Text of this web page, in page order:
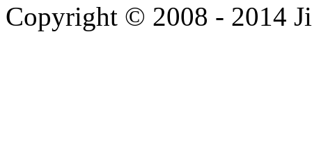
Copyright © 2008 - 2014